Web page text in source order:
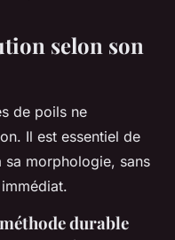
selon son
de poils ne
Il est essentiel de
sa morphologie, sans
durable